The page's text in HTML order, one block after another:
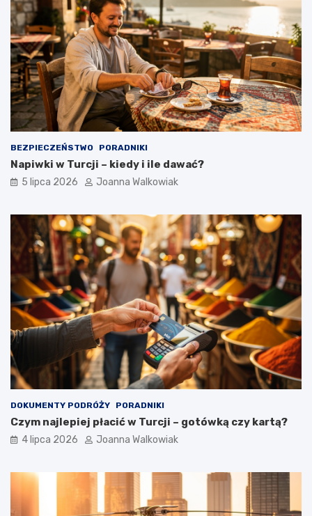
BEZPIECZEŃSTWO PORADNIKI
Napiwki w Turcji – kiedy i ile dawać?
5 lipca 2026 Joanna Walkowiak
DOKUMENTY PODRÓŻY PORADNIKI
Czym najlepiej płacić w Turcji – gotówką czy kartą?
4 lipca 2026 Joanna Walkowiak